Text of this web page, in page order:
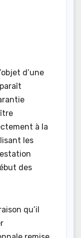
d’une
à la
les
des
qu’il